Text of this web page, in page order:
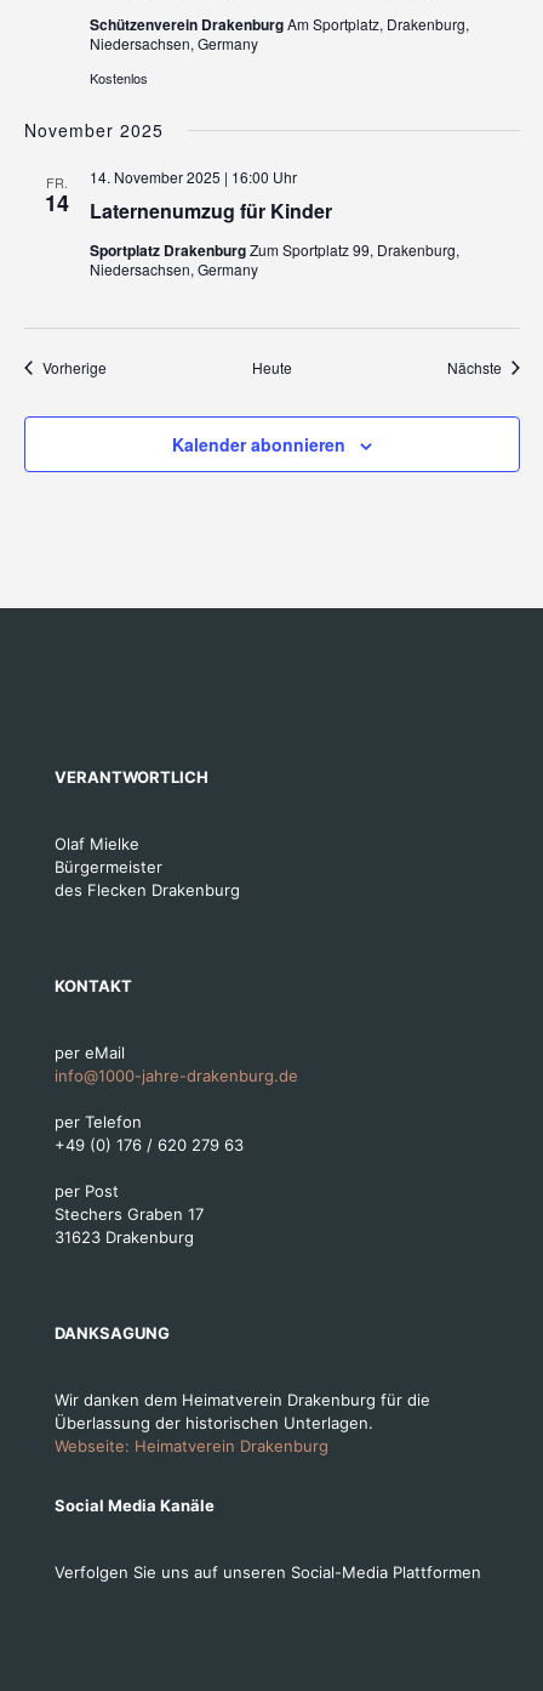
Schützenverein DrakenburgAm Sportplatz, Drakenburg,
Niedersachsen, Germany
Kostenlos
November 2025
FR.
14 Laternenumzug für Kinder
14. November 2025 | 16:00 Uhr
Sportplatz DrakenburgZum Sportplatz 99, Drakenburg,
Niedersachsen, Germany
VorherigeVeranstaltungen Heute Nächste
Kalender abonnieren
VERANTWORTLICH
Olaf Mielke
Bürgermeister
des Flecken Drakenburg
KONTAKT
per eMail
info@1000-jahre-drakenburg.de
per Telefon
+49 (0) 176 / 620 279 63
per Post
Stechers Graben 17
31623 Drakenburg
DANKSAGUNG
Wir danken dem Heimatverein Drakenburg für die
Überlassung der historischen Unterlagen.
Webseite: Heimatverein Drakenburg
Social Media Kanäle
Verfolgen Sie uns auf unseren Social-Media Plattformen